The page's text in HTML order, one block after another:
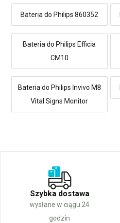
Bateria do Philips 860352
Bateria do Philips Efficia
CM10
Bateria do Philips Invivo M8
Vital Signs Monitor
Szybka dostawa
wysłane w ciągu 24
godzin